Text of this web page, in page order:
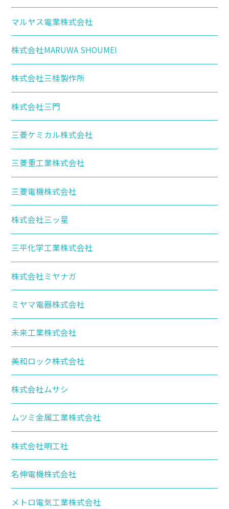
マルヤス電業株式会社
株式会社MARUWA SHOUMEI
株式会社三桂製作所
株式会社三門
三菱ケミカル株式会社
三菱重工業株式会社
三菱電機株式会社
株式会社三ッ星
三平化学工業株式会社
株式会社ミヤナガ
ミヤマ電器株式会社
未来工業株式会社
美和ロック株式会社
株式会社ムサシ
ムツミ金属工業株式会社
株式会社明工社
名伸電機株式会社
メトロ電気工業株式会社